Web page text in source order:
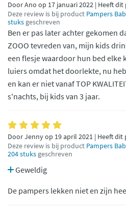
Door Ano op 17 januari 2022 | Heeft
Deze review is bij product Pampers
stuks geschreven
Ben er pas later achter gekomen
ZOOO tevreden van, mijn kids
een flesje waardoor hun bed elke
luiers omdat het doorlekte, nu
en kan er niet vanaf TOP
s'nachts, bij kids van 3 jaar.
Door Jenny op 19 april 2021 | Heeft
Deze review is bij product Pampers
204 stuks geschreven
Geweldig
De pampers lekken niet en zijn